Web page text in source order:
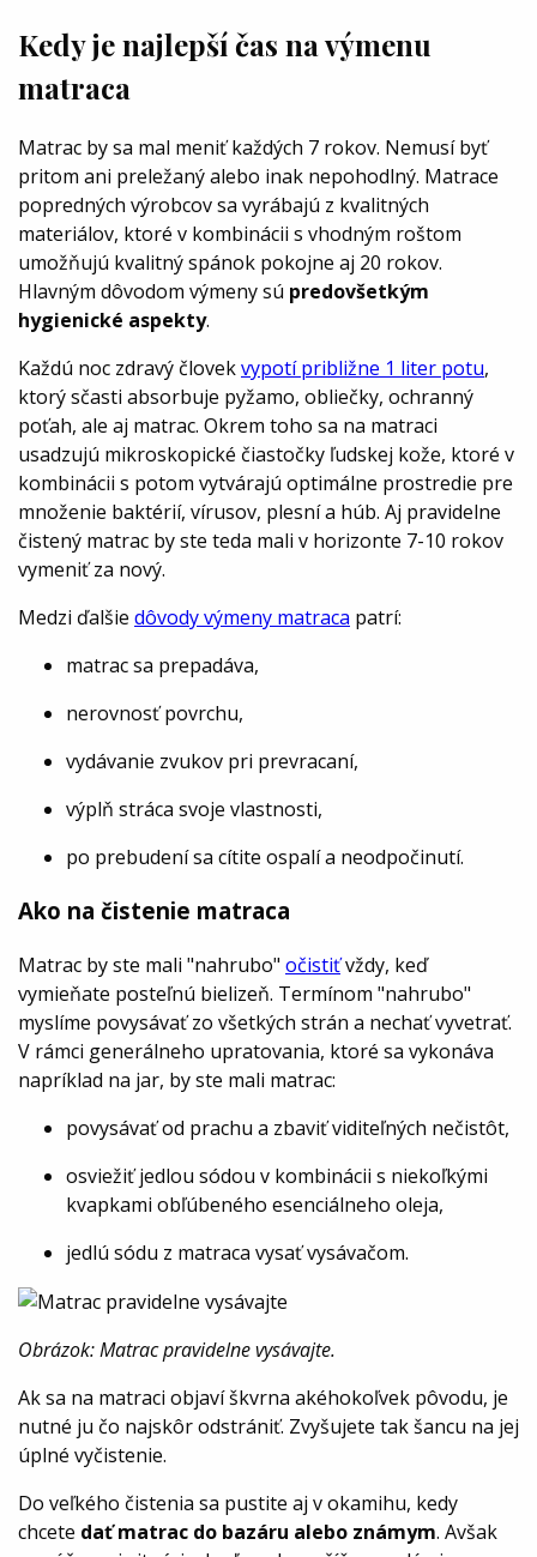
Kedy je najlepší čas na výmenu
matraca
Matrac by sa mal meniť každých 7 rokov. Nemusí byť
pritom ani preležaný alebo inak nepohodlný. Matrace
popredných výrobcov sa vyrábajú z kvalitných
materiálov, ktoré v kombinácii s vhodným roštom
umožňujú kvalitný spánok pokojne aj 20 rokov.
Hlavným dôvodom výmeny sú predovšetkým
hygienické aspekty.
Každú noc zdravý človekvypotí približne 1 liter potu,
ktorý sčasti absorbuje pyžamo, obliečky, ochranný
poťah, ale aj matrac. Okrem toho sa na matraci
usadzujú mikroskopické čiastočky ľudskej kože, ktoré v
kombinácii s potom vytvárajú optimálne prostredie pre
množenie baktérií, vírusov, plesní a húb. Aj pravidelne
čistený matrac by ste teda mali v horizonte 7-10 rokov
vymeniť za nový.
Medzi ďalšie dôvody výmeny matraca patrí:
matrac sa prepadáva,
nerovnosť povrchu,
vydávanie zvukov pri prevracaní,
výplň stráca svoje vlastnosti,
po prebudení sa cítite ospalí a neodpočinutí.
Ako na čistenie matraca
Matrac by ste mali "nahrubo" očistiťvždy, keď
vymieňate posteľnú bielizeň. Termínom "nahrubo"
myslíme povysávať zo všetkých strán a nechať vyvetrať.
V rámci generálneho upratovania, ktoré sa vykonáva
napríklad na jar, by ste mali matrac:
povysávať od prachu a zbaviť viditeľných nečistôt,
osviežiť jedlou sódou v kombinácii s niekoľkými
kvapkami obľúbeného esenciálneho oleja,
jedlú sódu z matraca vysať vysávačom.
Obrázok: Matrac pravidelne vysávajte.
Ak sa na matraci objaví škvrna akéhokoľvek pôvodu, je
nutné ju čo najskôr odstrániť. Zvyšujete tak šancu na jej
úplné vyčistenie.
Do veľkého čistenia sa pustite aj v okamihu, kedy
chcete dať matrac do bazáru alebo známym. Avšak